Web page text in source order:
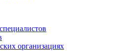
организациях